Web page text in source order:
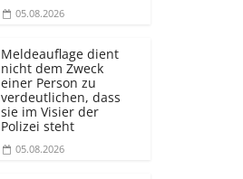
05.08.2026
Meldeauflage dient
nicht dem Zweck
einer Person zu
verdeutlichen, dass
sie im Visier der
Polizei steht
05.08.2026